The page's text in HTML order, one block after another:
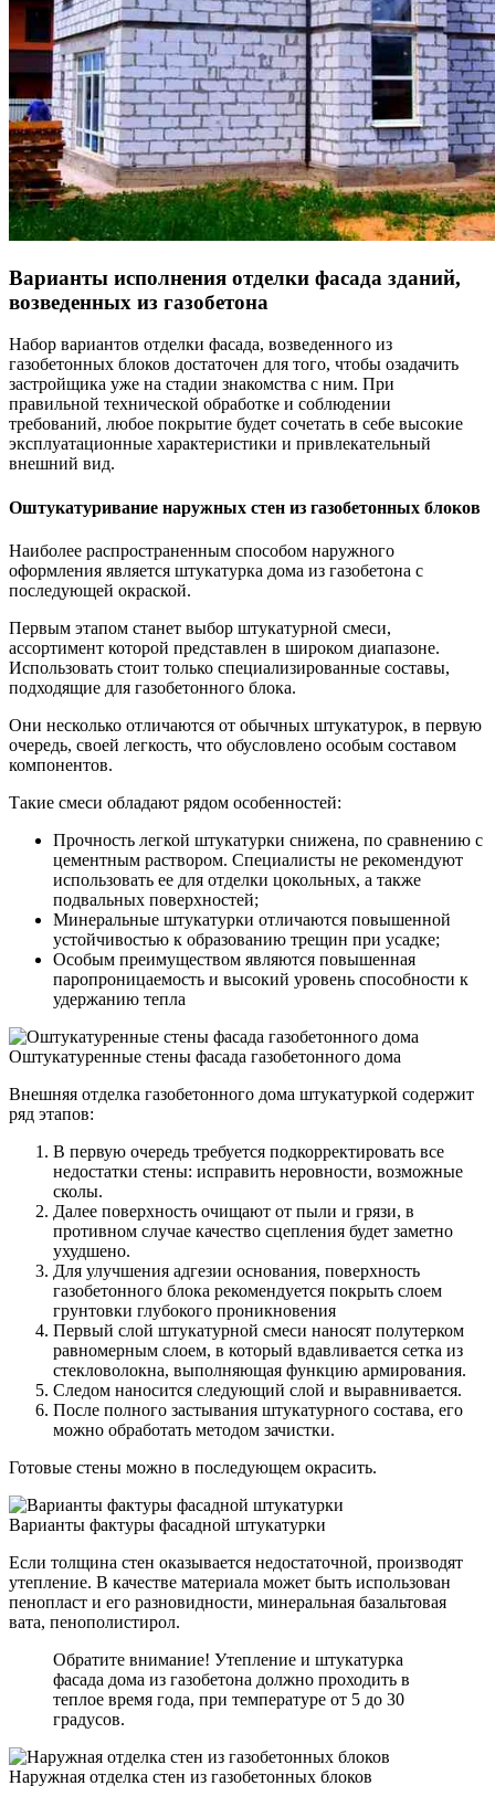
Варианты исполнения отделки фасада зданий,
возведенных из газобетона
Набор вариантов отделки фасада, возведенного из
газобетонных блоков достаточен для того, чтобы озадачить
застройщика уже на стадии знакомства с ним. При
правильной технической обработке и соблюдении
требований, любое покрытие будет сочетать в себе высокие
эксплуатационные характеристики и привлекательный
внешний вид.
Оштукатуривание наружных стен из газобетонных блоков
Наиболее распространенным способом наружного
оформления является штукатурка дома из газобетона с
последующей окраской.
Первым этапом станет выбор штукатурной смеси,
ассортимент которой представлен в широком диапазоне.
Использовать стоит только специализированные составы,
подходящие для газобетонного блока.
Они несколько отличаются от обычных штукатурок, в первую
очередь, своей легкость, что обусловлено особым составом
компонентов.
Такие смеси обладают рядом особенностей:
Прочность легкой штукатурки снижена, по сравнению с
цементным раствором. Специалисты не рекомендуют
использовать ее для отделки цокольных, а также
подвальных поверхностей;
Минеральные штукатурки отличаются повышенной
устойчивостью к образованию трещин при усадке;
Особым преимуществом являются повышенная
паропроницаемость и высокий уровень способности к
удержанию тепла
Оштукатуренные стены фасада газобетонного дома
Внешняя отделка газобетонного дома штукатуркой содержит
ряд этапов:
В первую очередь требуется подкорректировать все
недостатки стены: исправить неровности, возможные
сколы.
Далее поверхность очищают от пыли и грязи, в
противном случае качество сцепления будет заметно
ухудшено.
Для улучшения адгезии основания, поверхность
газобетонного блока рекомендуется покрыть слоем
грунтовки глубокого проникновения
Первый слой штукатурной смеси наносят полутерком
равномерным слоем, в который вдавливается сетка из
стекловолокна, выполняющая функцию армирования.
Следом наносится следующий слой и выравнивается.
После полного застывания штукатурного состава, его
можно обработать методом зачистки.
Готовые стены можно в последующем окрасить.
Варианты фактуры фасадной штукатурки
Если толщина стен оказывается недостаточной, производят
утепление. В качестве материала может быть использован
пенопласт и его разновидности, минеральная базальтовая
вата, пенополистирол.
Обратите внимание! Утепление и штукатурка
фасада дома из газобетона должно проходить в
теплое время года, при температуре от 5 до 30
градусов.
Наружная отделка стен из газобетонных блоков